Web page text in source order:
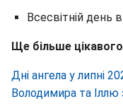
Всесвітній день
Ще більше
Дні ангела у липні
Володимира та